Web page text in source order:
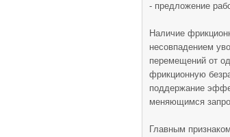
- предложение
Наличие
несовпадением
перемещений от
фрикционную
поддержание
меняющимся
Главным